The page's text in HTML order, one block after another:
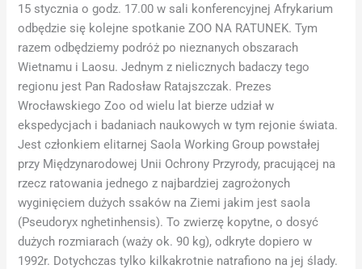
15 stycznia o godz. 17.00 w sali konferencyjnej Afrykarium
odbędzie się kolejne spotkanie ZOO NA RATUNEK. Tym
razem odbędziemy podróż po nieznanych obszarach
Wietnamu i Laosu. Jednym z nielicznych badaczy tego
regionu jest Pan Radosław Ratajszczak. Prezes
Wrocławskiego Zoo od wielu lat bierze udział w
ekspedycjach i badaniach naukowych w tym rejonie świata.
Jest członkiem elitarnej Saola Working Group powstałej
przy Międzynarodowej Unii Ochrony Przyrody, pracującej na
rzecz ratowania jednego z najbardziej zagrożonych
wyginięciem dużych ssaków na Ziemi jakim jest saola
(Pseudoryx nghetinhensis). To zwierzę kopytne, o dosyć
dużych rozmiarach (waży ok. 90 kg), odkryte dopiero w
1992r. Dotychczas tylko kilkakrotnie natrafiono na jej ślady.